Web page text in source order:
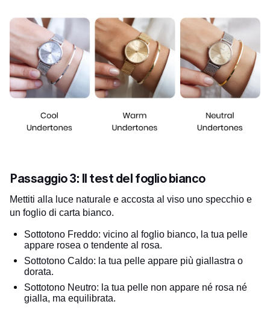
Passaggio 3: Il test del foglio bianco
Mettiti alla luce naturale e accosta al viso uno specchio e
un foglio di carta bianco.
Sottotono Freddo: vicino al foglio bianco, la tua pelle
appare rosea o tendente al rosa.
Sottotono Caldo: la tua pelle appare più giallastra o
dorata.
Sottotono Neutro: la tua pelle non appare né rosa né
gialla, ma equilibrata.